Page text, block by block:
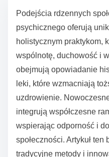
Podejścia rdzennych
psychicznego oferują
holistycznym praktykom,
wspólnotę, duchowość i
obejmują opowiadanie
leki, które wzmacniają
uzdrowienie.
integrują współczesne
wspierając odporność i
społeczności. Artykuł
tradycyjne metody i